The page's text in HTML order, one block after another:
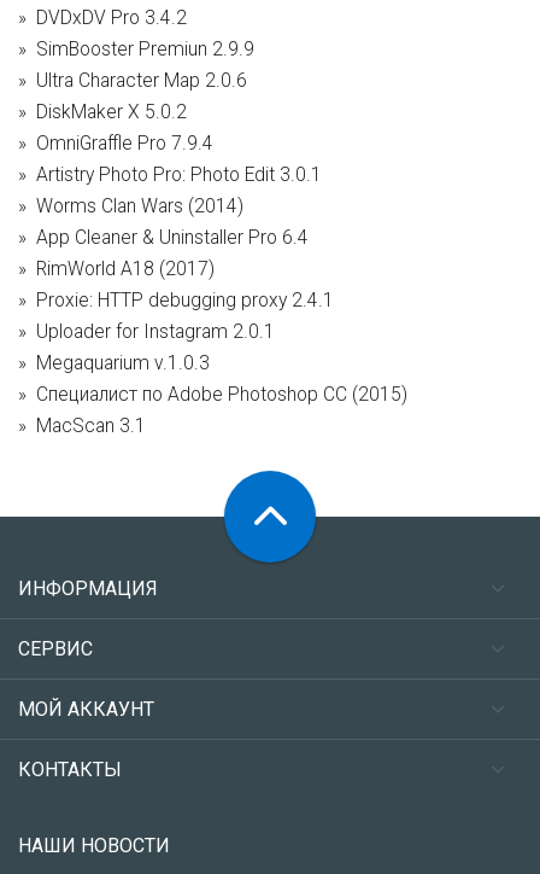
DVDxDV Pro 3.4.2
SimBooster Premiun 2.9.9
Ultra Character Map 2.0.6
DiskMaker X 5.0.2
OmniGraffle Pro 7.9.4
Artistry Photo Pro: Photo Edit 3.0.1
Worms Clan Wars (2014)
App Cleaner & Uninstaller Pro 6.4
RimWorld A18 (2017)
Proxie: HTTP debugging proxy 2.4.1
Uploader for Instagram 2.0.1
Megaquarium v.1.0.3
Специалист по Adobe Photoshop СС (2015)
MacScan 3.1
ИНФОРМАЦИЯ
СЕРВИС
МОЙ АККАУНТ
КОНТАКТЫ
НАШИ НОВОСТИ